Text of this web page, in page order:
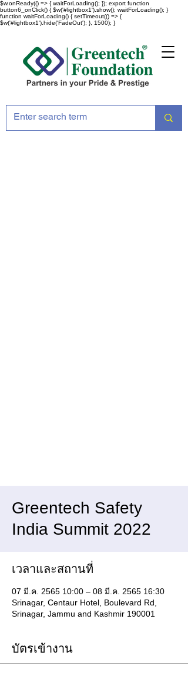
$w.onReady(() => { waitForLoading(); }); export function
button6_onClick() { $w('#lightbox1').show(); waitForLoading(); }
function waitForLoading() { setTimeout(() => {
$w('#lightbox1').hide('FadeOut'); }, 1500); }
Greentech Safety
India Summit 2022
เวลาและสถานที่
07 มี.ค. 2565 10:00 – 08 มี.ค. 2565 16:30
Srinagar, Centaur Hotel, Boulevard Rd,
Srinagar, Jammu and Kashmir 190001
บัตรเข้างาน